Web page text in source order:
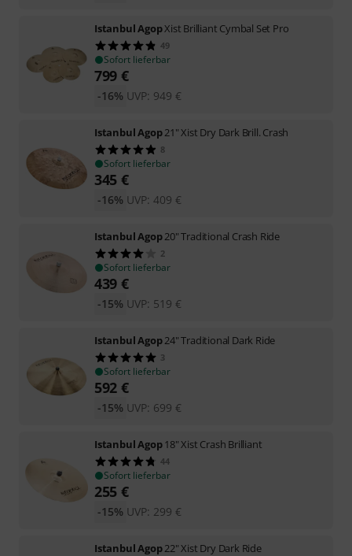
Istanbul AgopXist Brilliant Cymbal Set Pro
49
Sofort lieferbar
799 €
UVP: 949 €
-16%
Istanbul Agop21" Xist Dry Dark Brill. Crash
8
Sofort lieferbar
345 €
UVP: 409 €
-16%
Istanbul Agop20" Traditional Crash Ride
2
Sofort lieferbar
439 €
UVP: 519 €
-15%
Istanbul Agop24" Traditional Dark Ride
3
Sofort lieferbar
592 €
UVP: 699 €
-15%
Istanbul Agop18" Xist Crash Brilliant
44
Sofort lieferbar
255 €
UVP: 299 €
-15%
Istanbul Agop22" Xist Dry Dark Ride